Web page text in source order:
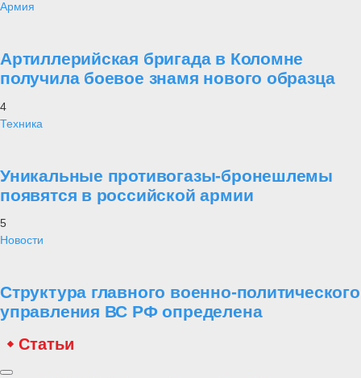
Армия
Артиллерийская бригада в Коломне
получила боевое знамя нового образца
4
Техника
Уникальные противогазы-бронешлемы
появятся в российской армии
5
Новости
Структура главного военно-политического
управления ВС РФ определена
Статьи